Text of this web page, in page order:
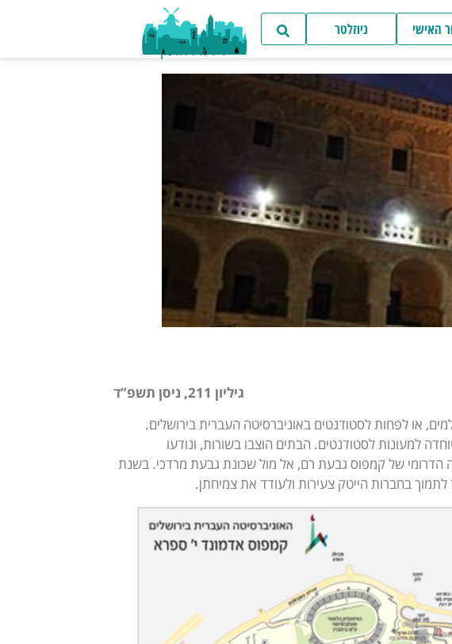
האישי ניוזלטר
ד"ר איל דודסון
גיליון 211, ניסן תשפ”ד
או לפחות לסטודנטים באוניברסיטה העברית בירושלים.
חד-קומתיים, שיוחדה למעונות לסטודנטים. הבתים הוצבו בשורות, ונודעו
הלקויה ובאיכותם הירודה. הם הוקמו בשנת 1969 בקצה הדרומי של קמפוס גבעת רם, אל מול שכונת גבעת מרדכי. בשנת